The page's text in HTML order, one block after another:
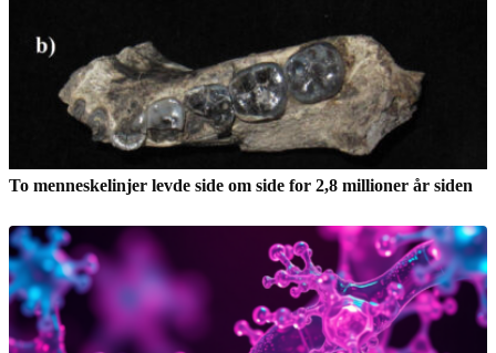
To menneskelinjer levde side om side for 2,8 millioner år siden